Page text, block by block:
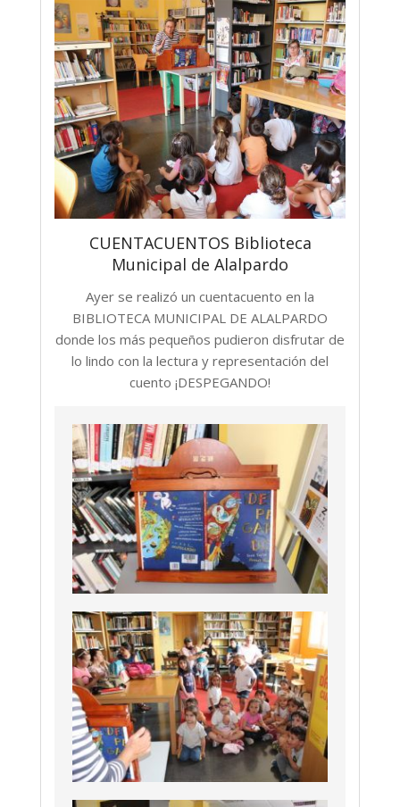
CUENTACUENTOS Biblioteca
Municipal de Alalpardo
Ayer se realizó un cuentacuento en la
BIBLIOTECA MUNICIPAL DE ALALPARDO
donde los más pequeños pudieron disfrutar de
lo lindo con la lectura y representación del
cuento ¡DESPEGANDO!